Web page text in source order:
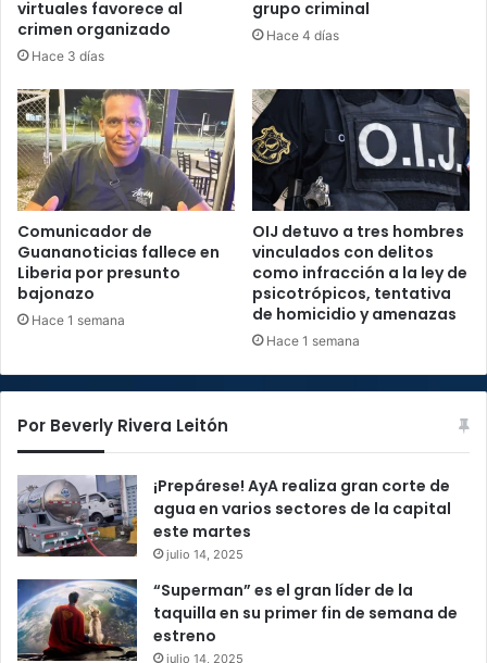
virtuales favorece al
crimen organizado
Hace 3 días
grupo criminal
Hace 4 días
Comunicador de
Guananoticias fallece en
Liberia por presunto
bajonazo
Hace 1 semana
OIJ detuvo a tres hombres
vinculados con delitos
como infracción a la ley de
psicotrópicos, tentativa
de homicidio y amenazas
Hace 1 semana
Por Beverly Rivera Leitón
¡Prepárese! AyA realiza gran corte de
agua en varios sectores de la capital
este martes
julio 14, 2025
“Superman” es el gran líder de la
taquilla en su primer fin de semana de
estreno
julio 14, 2025